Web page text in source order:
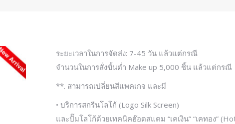
ระยะเวลาในการจัดส่ง: 7-45 วัน แล้วแต่กรณี
จำนวนในการสั่งขั้นต่ำ Make up 5,000 ชิ้น แล้วแต่กรณี
**. สามารถเปลี่ยนสีแพคเกจ และมี
• บริการสกรีนโลโก้ (Logo Silk Screen)
และปั๊มโลโก้ด้วยเทคนิคฮ๊อตสแตม “เคเงิน” “เคทอง”